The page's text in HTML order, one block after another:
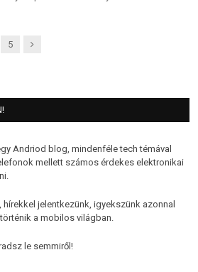
5 Next
Andriod blog, mindenféle tech témával
mellett számos érdekes elektronikai
jelentkezünk, igyekszünk azonnal
a mobilos világban.
le semmiről!